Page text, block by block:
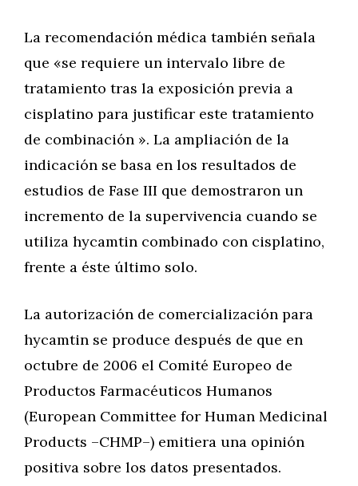
La recomendación médica también señala
que «se requiere un intervalo libre de
tratamiento tras la exposición previa a
cisplatino para justificar este tratamiento
de combinación ». La ampliación de la
indicación se basa en los resultados de
estudios de Fase III que demostraron un
incremento de la supervivencia cuando se
utiliza hycamtin combinado con cisplatino,
frente a éste último solo.
La autorización de comercialización para
hycamtin se produce después de que en
octubre de 2006 el Comité Europeo de
Productos Farmacéuticos Humanos
(European Committee for Human Medicinal
Products –CHMP–) emitiera una opinión
positiva sobre los datos presentados.